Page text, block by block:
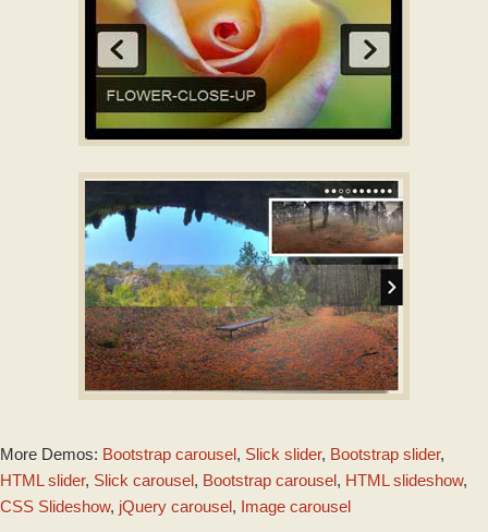
with Stack Vertical
Animation
with Squares
Animation
More Demos: Bootstrap carousel , Slick slider, Bootstrap slider,
HTML slider, Slick carousel , Bootstrap carousel , HTML slideshow,
CSS Slideshow, jQuery carousel , Image carousel